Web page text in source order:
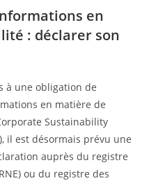
en
: déclarer son
à une obligation de
en matière de
Sustainability
il est désormais prévu une
auprès du registre
ou du registre des